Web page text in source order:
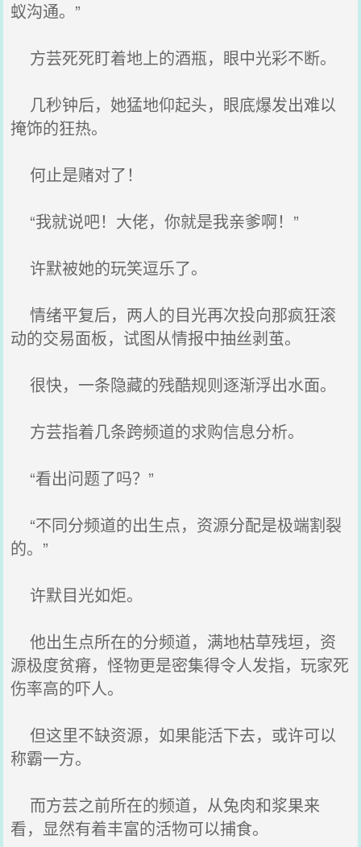
蚁沟通。”
方芸死死盯着地上的酒瓶，眼中光彩不断。
几秒钟后，她猛地仰起头，眼底爆发出难以
掩饰的狂热。
何止是赌对了！
“我就说吧！大佬，你就是我亲爹啊！”
许默被她的玩笑逗乐了。
情绪平复后，两人的目光再次投向那疯狂滚
动的交易面板，试图从情报中抽丝剥茧。
很快，一条隐藏的残酷规则逐渐浮出水面。
方芸指着几条跨频道的求购信息分析。
“看出问题了吗？”
“不同分频道的出生点，资源分配是极端割裂
的。”
许默目光如炬。
他出生点所在的分频道，满地枯草残垣，资
源极度贫瘠，怪物更是密集得令人发指，玩家死
伤率高的吓人。
但这里不缺资源，如果能活下去，或许可以
称霸一方。
而方芸之前所在的频道，从兔肉和浆果来
看，显然有着丰富的活物可以捕食。